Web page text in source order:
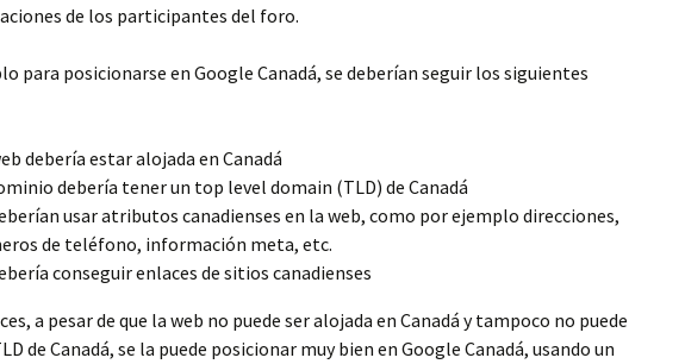
de los participantes del foro.
para posicionarse en Google Canadá, se deberían seguir los siguientes
debería estar alojada en Canadá
debería tener un top level domain (TLD) de Canadá
usar atributos canadienses en la web, como por ejemplo direcciones,
de teléfono, información meta, etc.
conseguir enlaces de sitios canadienses
a pesar de que la web no puede ser alojada en Canadá y tampoco no puede
de Canadá, se la puede posicionar muy bien en Google Canadá, usando un